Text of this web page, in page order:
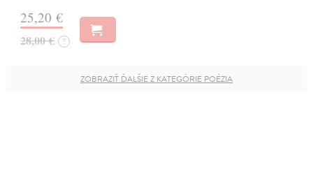
25,20 €
28,00 € ?
ZOBRAZIŤ ĎALŠIE Z KATEGÓRIE POÉZIA